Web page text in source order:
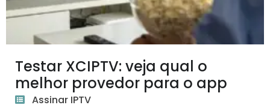
Testar XCIPTV: veja qual o
melhor provedor para o app
Assinar IPTV